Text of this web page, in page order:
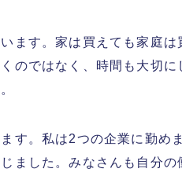
ます。家は買えても家庭
のではなく、時間も大切
す。私は2つの企業に勤め
ました。みなさんも自分